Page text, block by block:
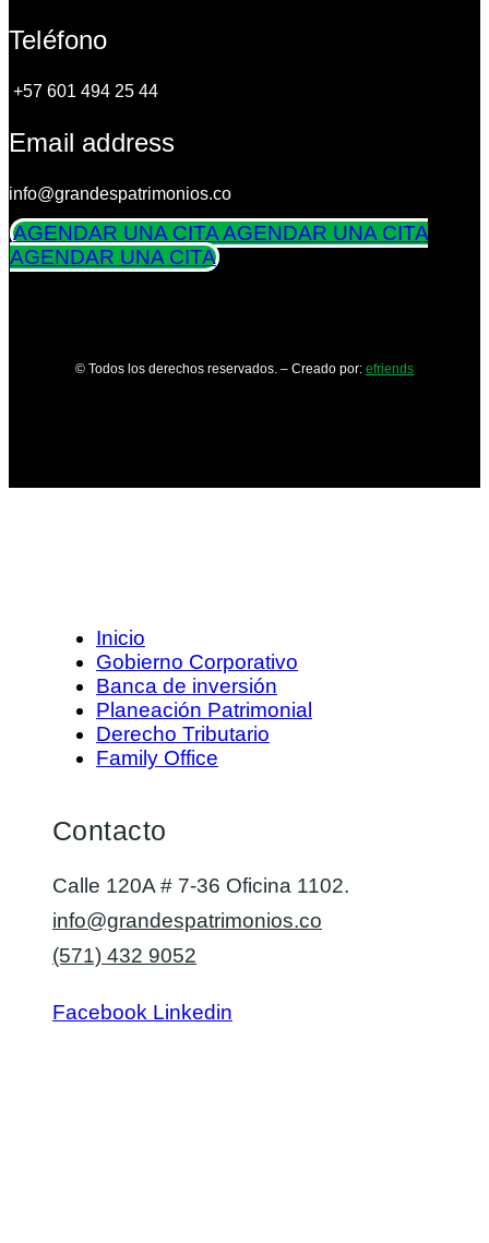
Teléfono
+57 601 494 25 44
Email address
info@grandespatrimonios.co
AGENDAR UNA CITAAGENDAR UNA CITA
AGENDAR UNA CITA
© Todos los derechos reservados. – Creado por: efriends
Inicio
Gobierno Corporativo
Banca de inversión
Planeación Patrimonial
Derecho Tributario
Family Office
Contacto
Calle 120A # 7-36 Oficina 1102.
info@grandespatrimonios.co
(571) 432 9052
Facebook Linkedin